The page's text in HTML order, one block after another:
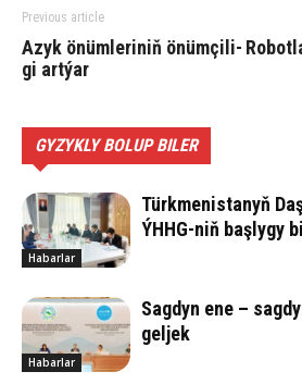
Previous article
Azyk önüm­le­ri­niň önüm­çi­li­
gi artýar
GYZYKLY BOLUP BILER
Habarlar
Türkmenistanyň
ÝHHG-niň başlygy
Habarlar
Sagdyn ene –
geljek